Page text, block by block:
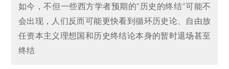
如今，不但一些西方学者预期的“历史的终结”可能不
会出现，人们反而可能更快看到循环历史论、自由放
任资本主义理想国和历史终结论本身的暂时退场甚至
终结